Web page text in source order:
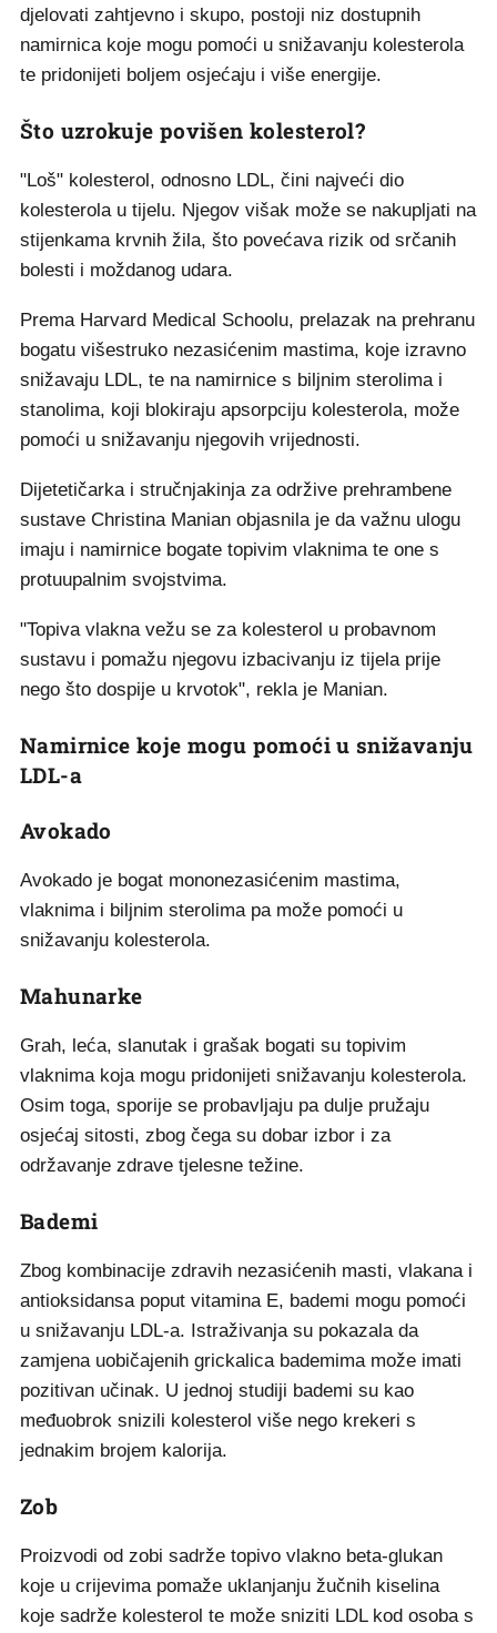
djelovati zahtjevno i skupo, postoji niz dostupnih
namirnica koje mogu pomoći u snižavanju kolesterola
te pridonijeti boljem osjećaju i više energije.
Što uzrokuje povišen kolesterol?
"Loš" kolesterol, odnosno LDL, čini najveći dio
kolesterola u tijelu. Njegov višak može se nakupljati na
stijenkama krvnih žila, što povećava rizik od srčanih
bolesti i moždanog udara.
Prema Harvard Medical Schoolu, prelazak na prehranu
bogatu višestruko nezasićenim mastima, koje izravno
snižavaju LDL, te na namirnice s biljnim sterolima i
stanolima, koji blokiraju apsorpciju kolesterola, može
pomoći u snižavanju njegovih vrijednosti.
Dijetetičarka i stručnjakinja za održive prehrambene
sustave Christina Manian objasnila je da važnu ulogu
imaju i namirnice bogate topivim vlaknima te one s
protuupalnim svojstvima.
"Topiva vlakna vežu se za kolesterol u probavnom
sustavu i pomažu njegovu izbacivanju iz tijela prije
nego što dospije u krvotok", rekla je Manian.
Namirnice koje mogu pomoći u snižavanju
LDL-a
Avokado
Avokado je bogat mononezasićenim mastima,
vlaknima i biljnim sterolima pa može pomoći u
snižavanju kolesterola.
Mahunarke
Grah, leća, slanutak i grašak bogati su topivim
vlaknima koja mogu pridonijeti snižavanju kolesterola.
Osim toga, sporije se probavljaju pa dulje pružaju
osjećaj sitosti, zbog čega su dobar izbor i za
održavanje zdrave tjelesne težine.
Bademi
Zbog kombinacije zdravih nezasićenih masti, vlakana i
antioksidansa poput vitamina E, bademi mogu pomoći
u snižavanju LDL-a. Istraživanja su pokazala da
zamjena uobičajenih grickalica bademima može imati
pozitivan učinak. U jednoj studiji bademi su kao
međuobrok snizili kolesterol više nego krekeri s
jednakim brojem kalorija.
Zob
Proizvodi od zobi sadrže topivo vlakno beta-glukan
koje u crijevima pomaže uklanjanju žučnih kiselina
koje sadrže kolesterol te može sniziti LDL kod osoba s